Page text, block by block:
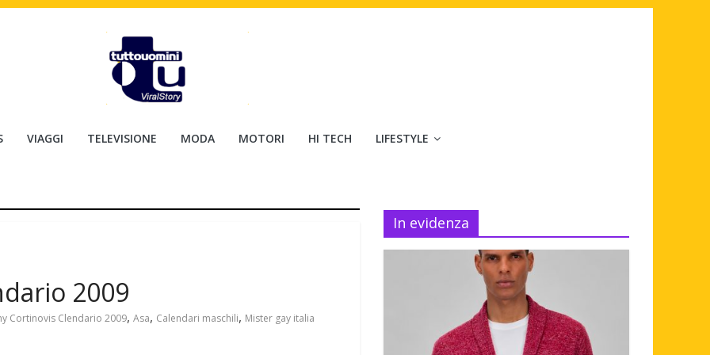
VIAGGI TELEVISIONE MODA MOTORI HI TECH LIFESTYLE
2009
Cortinovis Clendario 2009, Asa, Calendari maschili, Mister gay italia
In evidenza